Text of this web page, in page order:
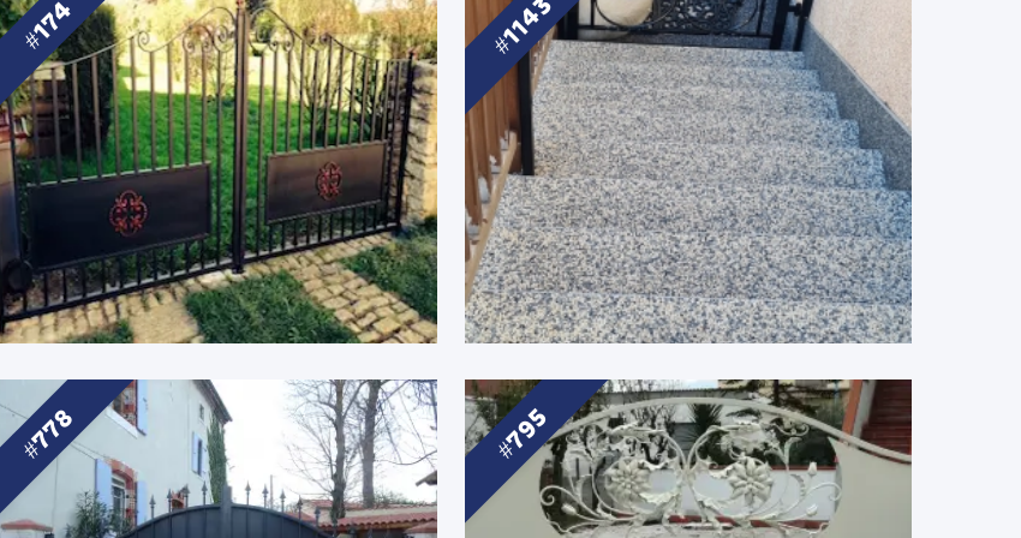
174 1143
778 795